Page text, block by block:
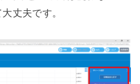
丈夫です。